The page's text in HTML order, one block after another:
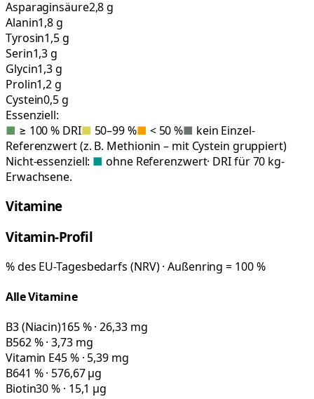
Asparaginsäure2,8 g
Alanin1,8 g
Tyrosin1,5 g
Serin1,3 g
Glycin1,3 g
Prolin1,2 g
Cystein0,5 g
Essenziell:
■ ≥ 100 % DRI■ 50–99 %■ < 50 %■ kein Einzel-
Referenzwert (z. B. Methionin – mit Cystein gruppiert)
Nicht-essenziell: ■ ohne Referenzwert· DRI für 70 kg-
Erwachsene.
Vitamine
Vitamin-Profil
% des EU-Tagesbedarfs (NRV) · Außenring = 100 %
Alle Vitamine
B3 (Niacin)165 % · 26,33 mg
B562 % · 3,73 mg
Vitamin E45 % · 5,39 mg
B641 % · 576,67 µg
Biotin30 % · 15,1 µg